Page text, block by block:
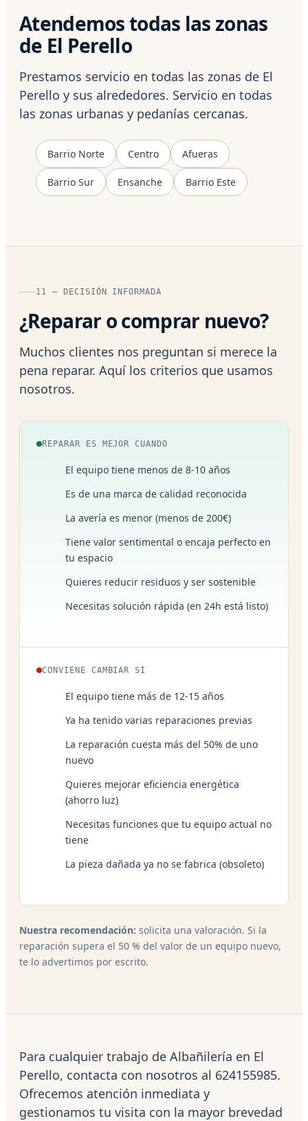
Atendemos todas las zonas
de El Perello
Prestamos servicio en todas las zonas de El
Perello y sus alrededores. Servicio en todas
las zonas urbanas y pedanías cercanas.
Barrio Norte Centro Afueras
Barrio Sur Ensanche Barrio Este
11 — DECISIÓN INFORMADA
¿Reparar o comprar nuevo?
Muchos clientes nos preguntan si merece la
pena reparar. Aquí los criterios que usamos
nosotros.
REPARAR ES MEJOR CUANDO
El equipo tiene menos de 8-10 años
Es de una marca de calidad reconocida
La avería es menor (menos de 200€)
Tiene valor sentimental o encaja perfecto en
tu espacio
Quieres reducir residuos y ser sostenible
Necesitas solución rápida (en 24h está listo)
CONVIENE CAMBIAR SI
El equipo tiene más de 12-15 años
Ya ha tenido varias reparaciones previas
La reparación cuesta más del 50% de uno
nuevo
Quieres mejorar eficiencia energética
(ahorro luz)
Necesitas funciones que tu equipo actual no
tiene
La pieza dañada ya no se fabrica (obsoleto)
Nuestra recomendación: solicita una valoración. Si la
reparación supera el 50 % del valor de un equipo nuevo,
te lo advertimos por escrito.
Para cualquier trabajo de Albañilería en El
Perello, contacta con nosotros al 624155985.
Ofrecemos atención inmediata y
gestionamos tu visita con la mayor brevedad